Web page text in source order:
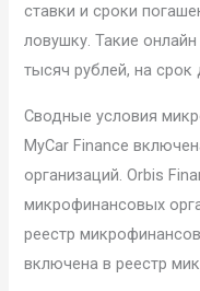
ставки и сроки
ловушку. Такие
тысяч рублей, на срок
Сводные условия
MyCar Finance
организаций. Orbis
микрофинансовых
реестр
включена в реестр